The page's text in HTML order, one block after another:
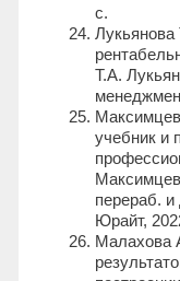
с.
Т.А.
учебник и
перераб.
Юрайт,
Малахова